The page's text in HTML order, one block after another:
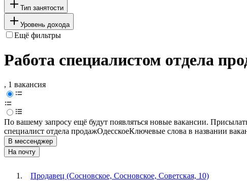
Тип занятости
Уровень дохода
Ещё фильтры
Работа специалистом отдела
, 1 вакансия
По вашему запросу ещё будут появляться новые вакансии.
специалист отдела продажОдесскоеКлючевые слова в названии
В мессенджер
На почту
Продавец (Сосновское, Сосновское, Советская, 10)